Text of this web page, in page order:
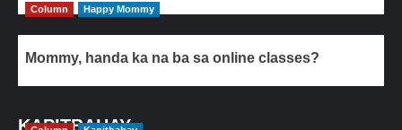
Column Happy Mommy
Mommy, handa ka na ba sa online classes?
KAPITBAHAY